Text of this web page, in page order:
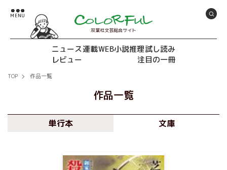
双葉社文芸総合サイト
ニュース連載WEB小説推理試し読み
レビュー
注目の一冊
TOP 作品一覧
作品一覧
単行本 文庫